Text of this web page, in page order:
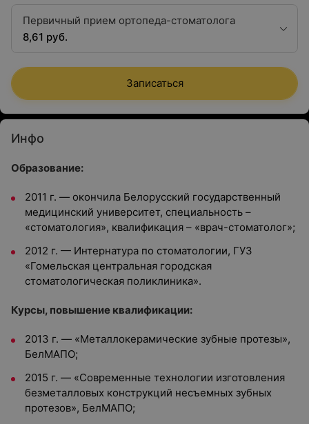
Первичный прием ортопеда-стоматолога
8,61 руб.
Записаться
Инфо
Образование:
2011 г. — окончила Белорусский государственный
медицинский университет, специальность –
«стоматология», квалификация – «врач-стоматолог»;
2012 г. — Интернатура по стоматологии, ГУЗ
«Гомельская центральная городская
стоматологическая поликлиника».
Курсы, повышение квалификации:
2013 г. — «Металлокерамические зубные протезы»,
БелМАПО;
2015 г. — «Современные технологии изготовления
безметалловых конструкций несъемных зубных
протезов», БелМАПО;